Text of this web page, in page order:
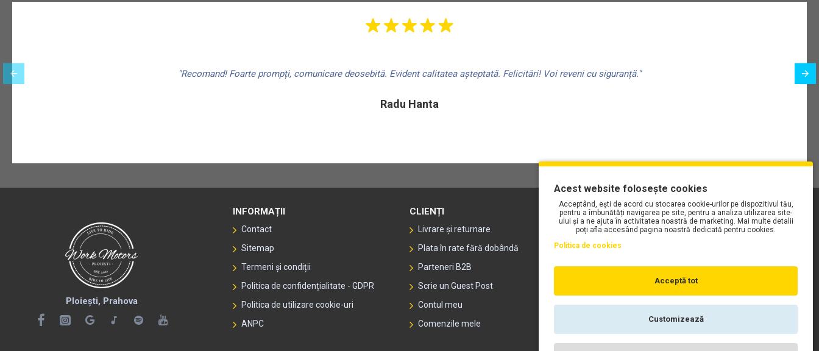
"Recomand! Foarte prompți, comunicare deosebită. Evident calitatea așteptată. Felicitări! Voi reveni cu siguranță."
Radu Hanta
Ploiești, Prahova
INFORMAȚII
Contact
Sitemap
Termeni și condiții
Politica de confidențialitate - GDPR
Politica de utilizare cookie-uri
ANPC
CLIENȚI
Livrare și returnare
Plata în rate fără dobândă
Parteneri B2B
Scrie un Guest Post
Contul meu
Comenzile mele
PLAYLIST-UL WORK MOTORS PE SPOTIFY
Acest website folosește cookies
Acceptând, ești de acord cu stocarea cookie-urilor pe dispozitivul tău,
pentru a îmbunătăți navigarea pe site, pentru a analiza utilizarea site-
ului și a ne ajuta în activitatea noastră de marketing. Mai multe detalii
poți afla accesând pagina noastră dedicată pentru cookies.
Politica de cookies
Acceptă tot
Customizează